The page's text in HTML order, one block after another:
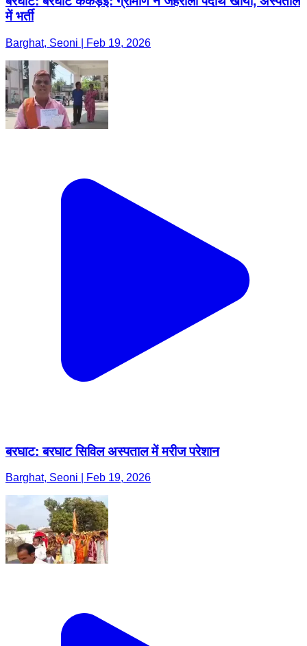
में भर्ती
Barghat, Seoni | Feb 19, 2026
बरघाट: बरघाट सिविल अस्पताल में मरीज परेशान
Barghat, Seoni | Feb 19, 2026